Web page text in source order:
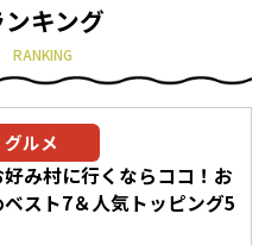
ンキング
RANKING
グルメ
み村に行くならココ！お
スト7＆人気トッピング5